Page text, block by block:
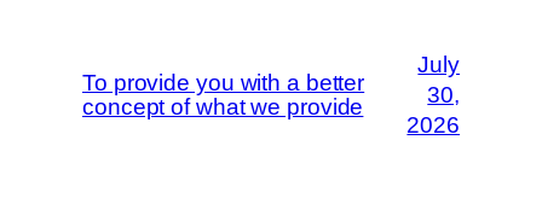
To provide you with a better
concept of what we provide
July
30,
2026